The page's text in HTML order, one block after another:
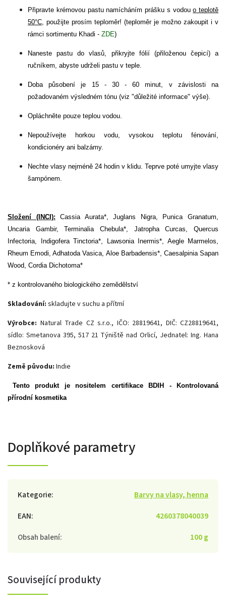
Připravte krémovou pastu namícháním prášku s vodouo teplotě
50°C , použijte prosím teploměr! (teploměr je možno zakoupit i v
rámci sortimentu Khadi - ZDE)
Naneste pastu do vlasů, přikryjte fólií (přiloženou čepicí) a
ručníkem, abyste udrželi pastu v teple.
Doba působení je 15 - 30 - 60 minut, v závislosti na
požadovaném výsledném tónu (viz "důležité informace" výše).
Opláchněte pouze teplou vodou.
Nepoužívejte horkou vodu, vysokou teplotu fénování,
kondicionéry ani balzámy.
Nechte vlasy nejméně 24 hodin v klidu. Teprve poté umyjte vlasy
šampónem.
Složení (INCI): Cassia Aurata*, Juglans Nigra, Punica Granatum,
Uncaria Gambir, Terminalia Chebula*, Jatropha Curcas, Quercus
Infectoria, Indigofera Tinctoria*, Lawsonia Inermis*, Aegle Marmelos,
Rheum Emodi, Adhatoda Vasica, Aloe Barbadensis*, Caesalpinia Sapan
Wood, Cordia Dichotoma*
* z kontrolovaného biologického zemědělství
Skladování: skladujte v suchu a přítmí
Výrobce: Natural Trade CZ s.r.o., IČO: 28819641, DIČ: CZ28819641,
sídlo: Smetanova 395, 517 21 Týniště nad Orlicí, Jednatel: Ing. Hana
Beznosková
Země původu: Indie
Tento produkt je nositelem certifikace BDIH - Kontrolovaná
přírodní kosmetika
Doplňkové parametry
Kategorie:
Barvy na vlasy, henna
EAN:
4260378040039
Obsah balení: 100 g
Související produkty